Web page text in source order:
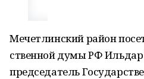
Мечетлинский район
ственной думы РФ Ильдар
председатель